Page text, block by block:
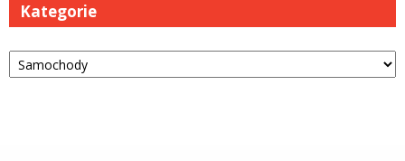
Kategorie
Kategorie